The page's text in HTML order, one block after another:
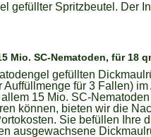
gefüllter Spritzbeutel. Der
Mio. SC-Nematoden, für 18
gefüllten
für 3 Fallen)
15 Mio. SC-
können, bieten wir die
Sie befüllen Ihre
ausgewachsene